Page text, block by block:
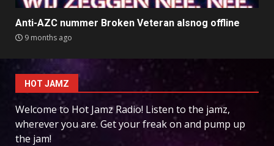
Anti-AZC nummer Broken Veteran alsnog offline
9 months ago
HOT JAMZ
Welcome to Hot Jamz Radio! Listen to the jamz,
wherever you are. Get your freak on and pump up
the jam!